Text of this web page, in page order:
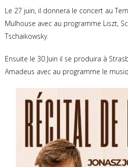
Le 27 juin, il donnera le concert au
Mulhouse avec au programme Liszt,
Tschaikowsky.
Ensuite le 30 Juin il se produira à
Amadeus avec au programme le